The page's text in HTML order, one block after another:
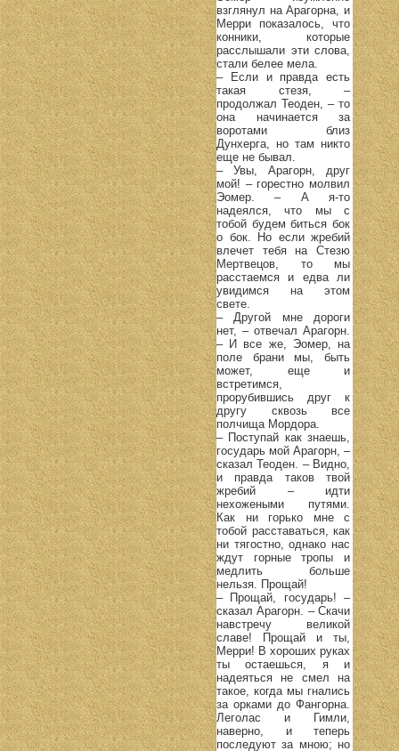
взглянул на Арагорна, и
Мерри показалось, что
конники, которые
расслышали эти слова,
стали белее мела.
– Если и правда есть
такая стезя, –
продолжал Теоден, – то
она начинается за
воротами близ
Дунхерга, но там никто
еще не бывал.
– Увы, Арагорн, друг
мой! – горестно молвил
Эомер. – А я-то
надеялся, что мы с
тобой будем биться бок
о бок. Но если жребий
влечет тебя на Стезю
Мертвецов, то мы
расстаемся и едва ли
увидимся на этом
свете.
– Другой мне дороги
нет, – отвечал Арагорн.
– И все же, Эомер, на
поле брани мы, быть
может, еще и
встретимся,
прорубившись друг к
другу сквозь все
полчища Мордора.
– Поступай как знаешь,
государь мой Арагорн, –
сказал Теоден. – Видно,
и правда таков твой
жребий – идти
нехожеными путями.
Как ни горько мне с
тобой расставаться, как
ни тягостно, однако нас
ждут горные тропы и
медлить больше
нельзя. Прощай!
– Прощай, государь! –
сказал Арагорн. – Скачи
навстречу великой
славе! Прощай и ты,
Мерри! В хороших руках
ты остаешься, я и
надеяться не смел на
такое, когда мы гнались
за орками до Фангорна.
Леголас и Гимли,
наверно, и теперь
последуют за мною; но